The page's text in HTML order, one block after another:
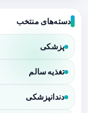
دسته‌های منتخب
پزشکی
تغذیه سالم
دندانپزشکی